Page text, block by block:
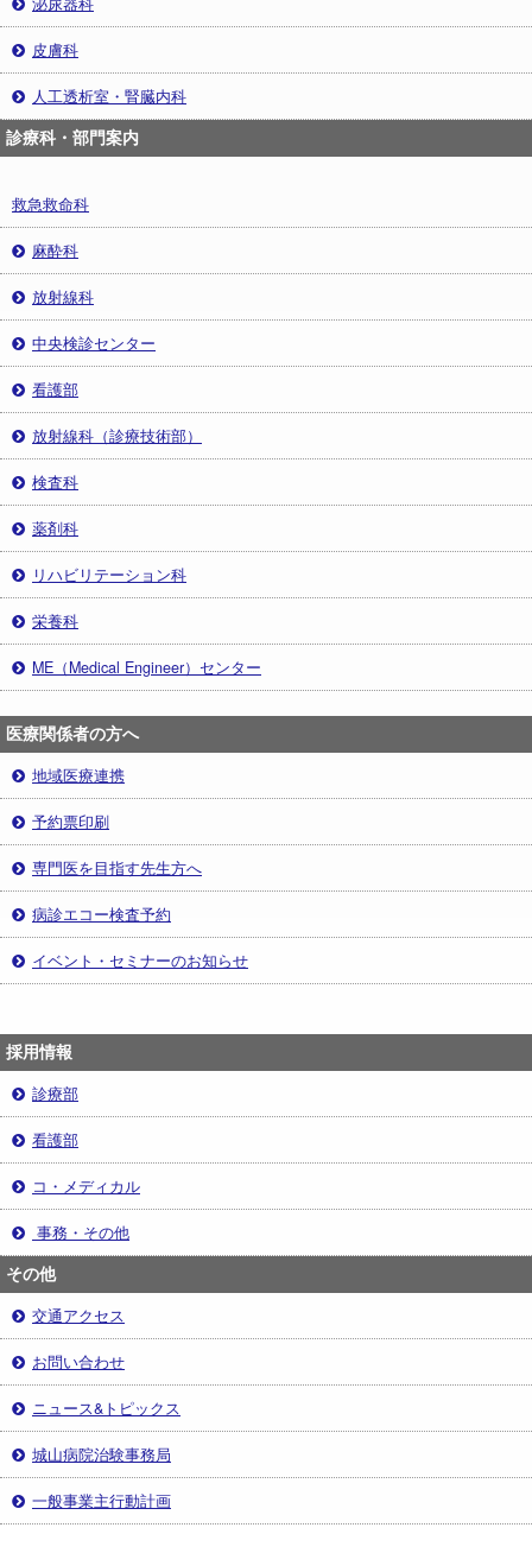
皮膚科
人工透析室・腎臓内科
診療科・部門案内
救急救命科
麻酔科
放射線科
中央検診センター
看護部
放射線科（診療技術部）
検査科
薬剤科
リハビリテーション科
栄養科
ME（Medical Engineer）センター
医療関係者の方へ
地域医療連携
予約票印刷
専門医を目指す先生方へ
病診エコー検査予約
イベント・セミナーのお知らせ
採用情報
診療部
看護部
コ・メディカル
事務・その他
その他
交通アクセス
お問い合わせ
ニュース&トピックス
城山病院治験事務局
一般事業主行動計画